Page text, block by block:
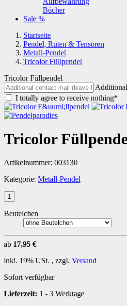
Bücher
Sale %
Startseite
Pendel, Ruten & Tensoren
Metall-Pendel
Tricolor Füllpendel
Tricolor Füllpendel
I totally agree to receive nothing*
Tricolor
Artikelnummer: 003130
Kategorie: Metall-Pendel
Beutelchen
ab 17,95 €
inkl. 19% USt. , zzgl. Versand
Sofort verfügbar
Lieferzeit: 1 - 3 Werktage